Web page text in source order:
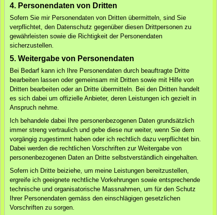
4. Personendaten von Dritten
Sofern Sie mir Personendaten von Dritten übermitteln, sind Sie
verpflichtet, den Datenschutz gegenüber diesen Drittpersonen zu
gewährleisten sowie die Richtigkeit der Personendaten
sicherzustellen.
5. Weitergabe von Personendaten
Bei Bedarf kann ich Ihre Personendaten durch beauftragte Dritte
bearbeiten lassen oder gemeinsam mit Dritten sowie mit Hilfe von
Dritten bearbeiten oder an Dritte übermitteln. Bei den Dritten handelt
es sich dabei um offizielle Anbieter, deren Leistungen ich gezielt in
Anspruch nehme.
Ich behandele dabei Ihre personenbezogenen Daten grundsätzlich
immer streng vertraulich und gebe diese nur weiter, wenn Sie dem
vorgängig zugestimmt haben oder ich rechtlich dazu verpflichtet bin.
Dabei werden die rechtlichen Vorschriften zur Weitergabe von
personenbezogenen Daten an Dritte selbstverständlich eingehalten.
Sofern ich Dritte beiziehe, um meine Leistungen bereitzustellen,
ergreife ich geeignete rechtliche Vorkehrungen sowie entsprechende
technische und organisatorische Massnahmen, um für den Schutz
Ihrer Personendaten gemäss den einschlägigen gesetzlichen
Vorschriften zu sorgen.